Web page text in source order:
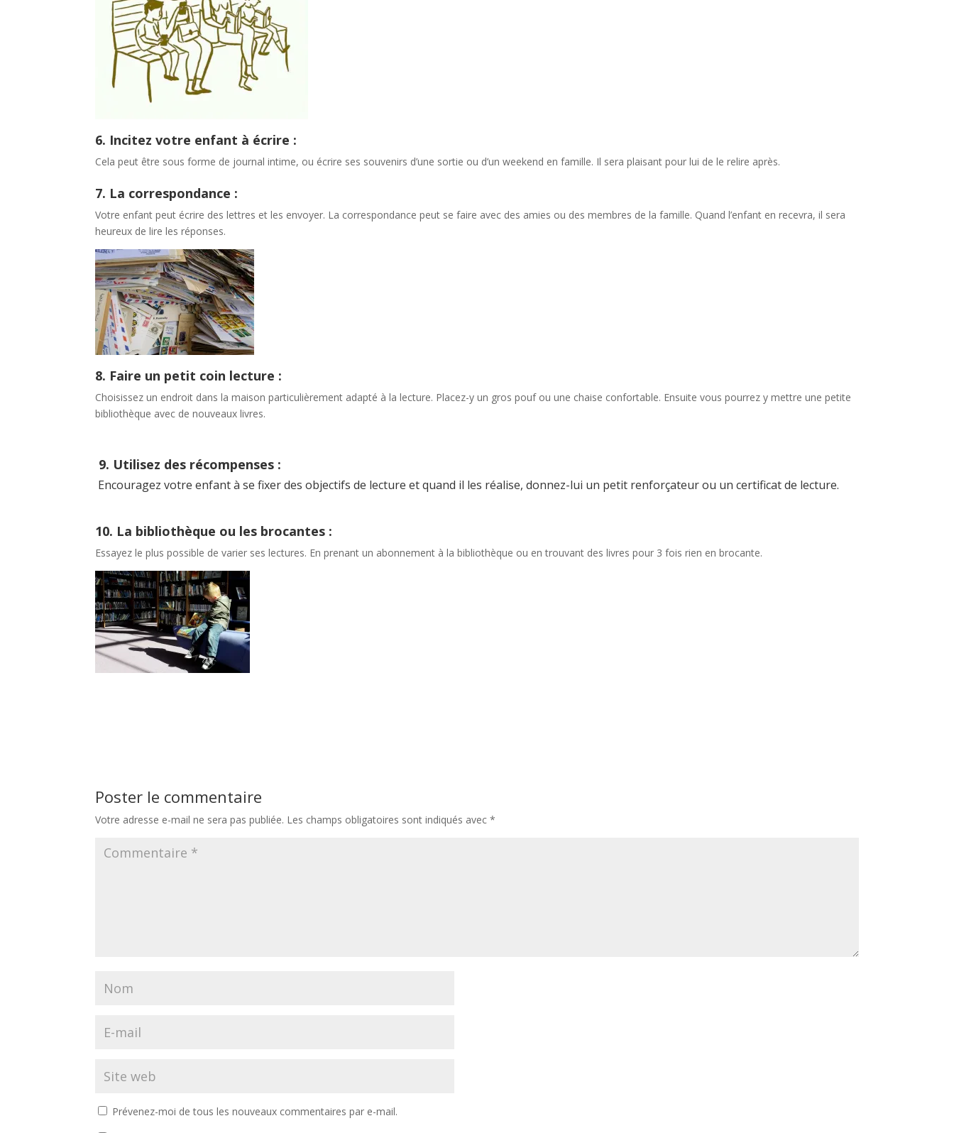
6. Incitez votre enfant à écrire :
Cela peut être sous forme de journal intime, ou écrire ses souvenirs d’une sortie ou d’un weekend en famille. Il sera plaisant pour lui de le relire après.
7. La correspondance :
Votre enfant peut écrire des lettres et les envoyer. La correspondance peut se faire avec des amies ou des membres de la famille. Quand l’enfant en recevra, il sera
heureux de lire les réponses.
8. Faire un petit coin lecture :
Choisissez un endroit dans la maison particulièrement adapté à la lecture. Placez-y un gros pouf ou une chaise confortable. Ensuite vous pourrez y mettre une petite
bibliothèque avec de nouveaux livres.
9. Utilisez des récompenses :
Encouragez votre enfant à se fixer des objectifs de lecture et quand il les réalise, donnez-lui un petit renforçateur ou un certificat de lecture.
10. La bibliothèque ou les brocantes :
Essayez le plus possible de varier ses lectures. En prenant un abonnement à la bibliothèque ou en trouvant des livres pour 3 fois rien en brocante.
Poster le commentaire
Votre adresse e-mail ne sera pas publiée. Les champs obligatoires sont indiqués avec*
Prévenez-moi de tous les nouveaux commentaires par e-mail.